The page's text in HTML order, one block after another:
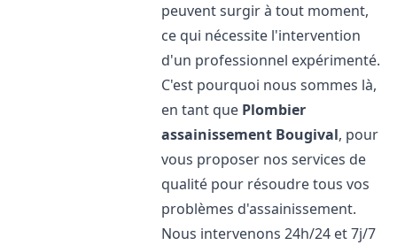
peuvent surgir à tout moment,
ce qui nécessite l'intervention
d'un professionnel expérimenté.
C'est pourquoi nous sommes là,
en tant que Plombier
assainissement Bougival, pour
vous proposer nos services de
qualité pour résoudre tous vos
problèmes d'assainissement.
Nous intervenons 24h/24 et 7j/7